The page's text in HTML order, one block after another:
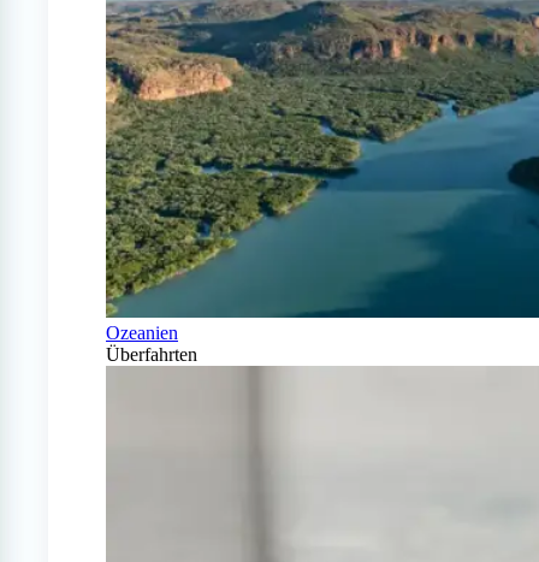
Ozeanien
Überfahrten